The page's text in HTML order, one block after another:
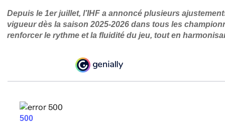
Depuis le 1er juillet, l’IHF a annoncé plusieurs
vigueur dès la saison 2025-2026 dans tous les
renforcer le rythme et la fluidité du jeu, tout en